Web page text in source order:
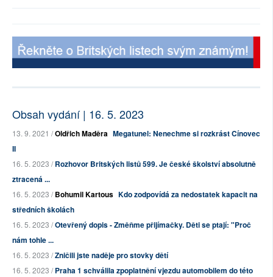
Obsah vydání | 16. 5. 2023
13. 9. 2021 /Oldřich Maděra Megatunel: Nenechme si rozkrást Cínovec
II
16. 5. 2023 /Rozhovor Britských listů 599. Je české školství absolutně
ztracená ...
16. 5. 2023 /Bohumil Kartous Kdo zodpovídá za nedostatek kapacit na
středních školách
16. 5. 2023 /Otevřený dopis - Změňme přijímačky. Děti se ptají: "Proč
nám tohle ...
16. 5. 2023 /Zničili jste naděje pro stovky dětí
16. 5. 2023 /Praha 1 schválila zpoplatnění vjezdu automobilem do této